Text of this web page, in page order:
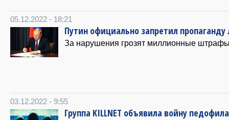
05.12.2022 - 18:21
Путин официально запретил пропаганду
За нарушения грозят миллионные
03.12.2022 - 9:55
Группа KILLNET объявила войну